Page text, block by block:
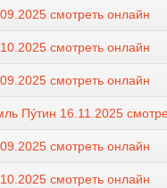
смотреть онлайн
смотреть онлайн
смотреть онлайн
Пýтин 16.11.2025
смотреть онлайн
смотреть онлайн